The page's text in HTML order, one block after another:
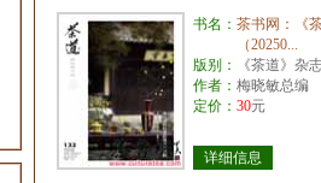
书名： 茶书网：《
（20250...
版别：
《茶道》杂
作者： 梅晓敏总编
定价： 30元
详细信息